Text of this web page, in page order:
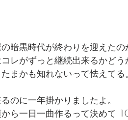
暗黒時代が終わりを迎えた
レがずっと継続出来るかどう
まかも知れないって怯えてる
のに一年掛かりましたよ。
ら一日一曲作るって決めて